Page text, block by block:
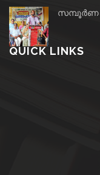
സമ്പൂർണ
QUICK LINKS